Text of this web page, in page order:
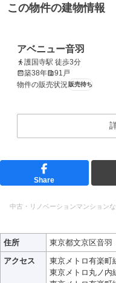
この物件の建物情報
アベニュー音羽
護国寺駅 徒歩3分
築38年
91戸
物件の販売状況販売待ち
Share
中古・リノベーションマンション
住所
東京都文京区音羽
アクセス
東京メトロ有楽町
東京メトロ丸ノ内